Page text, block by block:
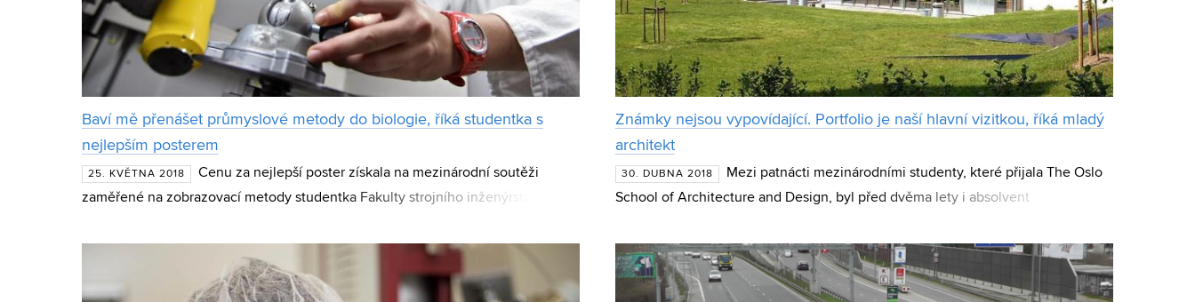
Baví mě přenášet průmyslové metody do biologie, říká studentka s
nejlepším posterem
25. KVĚTNA 2018
Cenu za nejlepší poster získala na mezinárodní soutěži
zaměřené na zobrazovací metody studentka Fakulty strojního inženýrství VUT
Známky nejsou vypovídající. Portfolio je naší hlavní vizitkou, říká mladý
architekt
30. DUBNA 2018
Mezi patnácti mezinárodními studenty, které přijala The Oslo
School of Architecture and Design, byl před dvěma lety i absolvent